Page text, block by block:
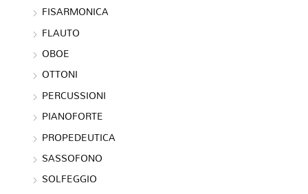
FISARMONICA
FLAUTO
OBOE
OTTONI
PERCUSSIONI
PIANOFORTE
PROPEDEUTICA
SASSOFONO
SOLFEGGIO